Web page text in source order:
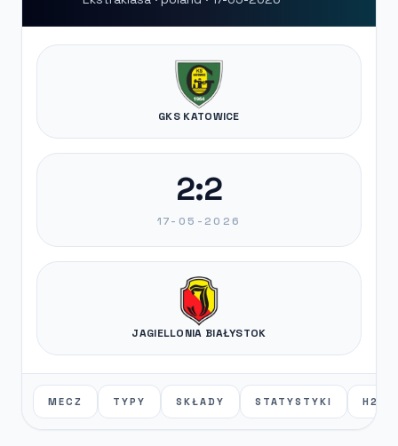
GKS KATOWICE
2:2
17-05-2026
JAGIELLONIA BIAŁYSTOK
MECZ TYPY SKŁADY STATYSTYKI H2H